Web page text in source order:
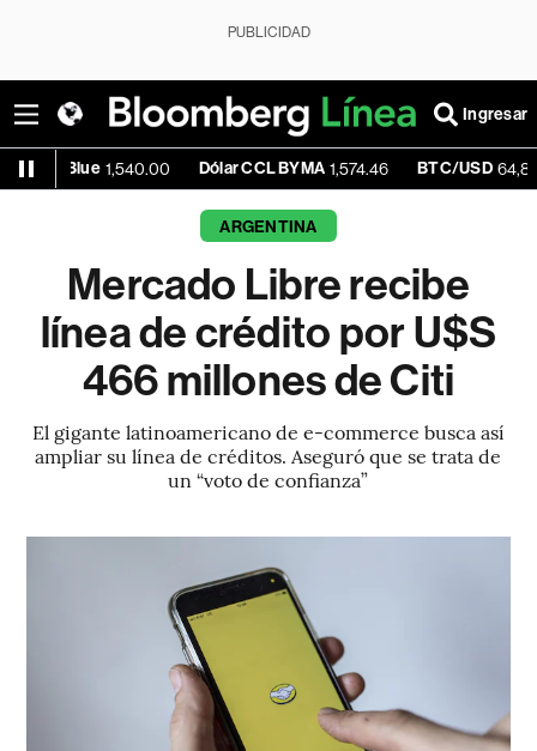
PUBLICIDAD
Ingresar
1,540.00 Dólar CCL BYMA 1,574.46 BTC/USD 64,871.18
ARGENTINA
Mercado Libre recibe
línea de crédito por U$S
466 millones de Citi
El gigante latinoamericano de e-commerce busca así
ampliar su línea de créditos. Aseguró que se trata de
un “voto de confianza”